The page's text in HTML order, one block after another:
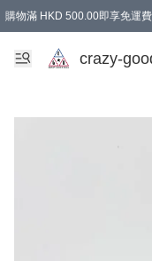
購物滿 HKD 500.00即享免運
成為會員可享免費禮品
crazy-